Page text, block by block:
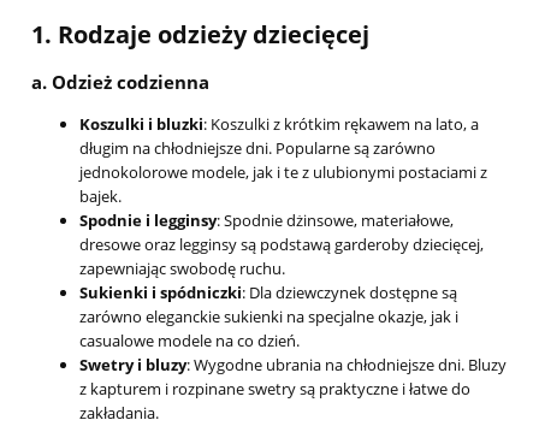
1. Rodzaje odzieży dziecięcej
a. Odzież codzienna
Koszulki i bluzki: Koszulki z krótkim rękawem na lato, a
długim na chłodniejsze dni. Popularne są zarówno
jednokolorowe modele, jak i te z ulubionymi postaciami z
bajek.
Spodnie i legginsy: Spodnie dżinsowe, materiałowe,
dresowe oraz legginsy są podstawą garderoby dziecięcej,
zapewniając swobodę ruchu.
Sukienki i spódniczki: Dla dziewczynek dostępne są
zarówno eleganckie sukienki na specjalne okazje, jak i
casualowe modele na co dzień.
Swetry i bluzy: Wygodne ubrania na chłodniejsze dni. Bluzy
z kapturem i rozpinane swetry są praktyczne i łatwe do
zakładania.